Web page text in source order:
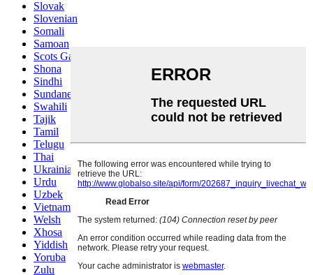
Slovak
Slovenian
Somali
Samoan
Scots Gaelic
Shona
Sindhi
Sundanese
Swahili
Tajik
Tamil
Telugu
Thai
Ukrainian
Urdu
Uzbek
Vietnamese
Welsh
Xhosa
Yiddish
Yoruba
Zulu